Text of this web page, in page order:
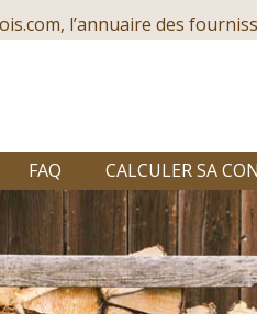
l’annuaire des
FAQ CALCULER SA